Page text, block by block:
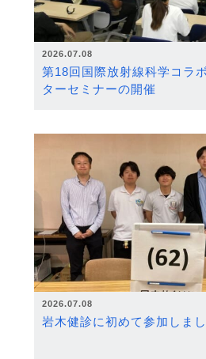
2026.07.08
第18回国際放射線科学コラ
ターセミナーの開催
2026.07.08
岩木健診に初めて参加しま